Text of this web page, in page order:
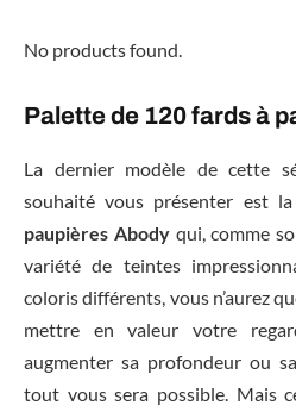
No products found.
Palette de 120 fards à
La dernier modèle de cette
souhaité vous présenter est la
paupières Abodyqui, comme
variété de teintes
coloris différents, vous n’aurez
mettre en valeur votre
augmenter sa profondeur ou
tout vous sera possible. Mais